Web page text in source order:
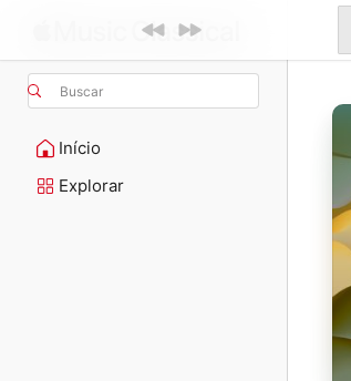
Buscar
Início
Explorar